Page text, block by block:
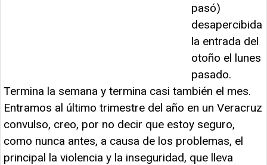
pasó)
desapercibida
la entrada del
otoño el lunes
pasado.
Termina la semana y termina casi también el mes.
Entramos al último trimestre del año en un Veracruz
convulso, creo, por no decir que estoy seguro,
como nunca antes, a causa de los problemas, el
principal la violencia y la inseguridad, que lleva